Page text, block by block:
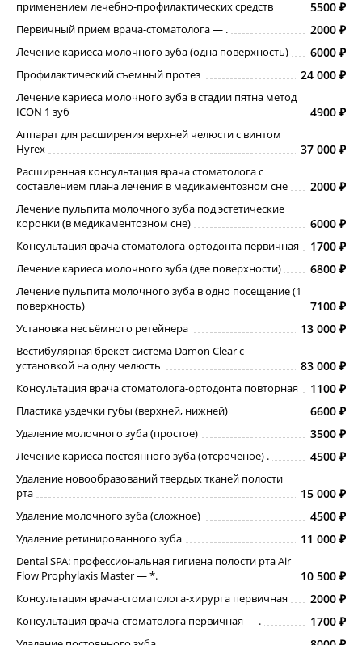
применением лечебно-профилактических средств
5500
Первичный прием врача-стоматолога ― . 2000
Лечение кариеса молочного зуба (одна поверхность) 6000
Профилактический съемный протез 24 000
Лечение кариеса молочного зуба в стадии пятна метод
ICON 1 зуб
4900
Аппарат для расширения верхней челюсти с винтом
Hyrex
37 000
Расширенная консультация врача стоматолога с
составлением плана лечения в медикаментозном сне
2000
Лечение пульпита молочного зуба под эстетические
коронки (в медикаментозном сне)
6000
Консультация врача стоматолога-ортодонта первичная 1700
Лечение кариеса молочного зуба (две поверхности) 6800
Лечение пульпита молочного зуба в одно посещение (1
поверхность)
7100
Установка несъёмного ретейнера 13 000
Вестибулярная брекет система Damon Clear с
установкой на одну челюсть
83 000
Консультация врача стоматолога-ортодонта повторная 1100
Пластика уздечки губы (верхней, нижней) 6600
Удаление молочного зуба (простое) 3500
Лечение кариеса постоянного зуба (отсроченое) . 4500
Удаление новообразований твердых тканей полости
рта
15 000
Удаление молочного зуба (сложное) 4500
Удаление ретинированного зуба 11 000
Dental SPA: профессиональная гигиена полости рта Air
Flow Prophylaxis Master — *.
10 500
Консультация врача-стоматолога-хирурга первичная 2000
Консультация врача-стоматолога первичная — . 1700